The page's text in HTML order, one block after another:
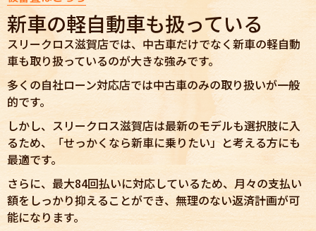
新車の軽自動車も扱っている
スリークロス滋賀店では、中古車だけでなく新車の軽自動
車も取り扱っているのが大きな強みです。
多くの自社ローン対応店では中古車のみの取り扱いが一般
的です。
しかし、スリークロス滋賀店は最新のモデルも選択肢に入
るため、「せっかくなら新車に乗りたい」と考える方にも
最適です。
さらに、最大84回払いに対応しているため、月々の支払い
額をしっかり抑えることができ、無理のない返済計画が可
能になります。